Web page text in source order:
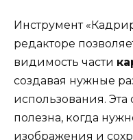
Инструмент
редакторе
видимость части
создавая нужные
использования.
полезна, когда
изображения и